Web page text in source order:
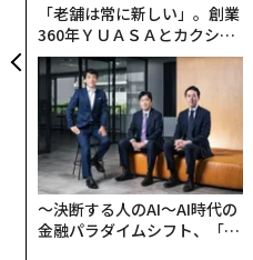
「老舗は常に新しい」。創業
360年ＹＵＡＳＡとカクシン
CEO田尻望が語る、AIを超え
る人の価値
〜決断する人のAI〜AI時代の
金融パラダイムシフト、「超